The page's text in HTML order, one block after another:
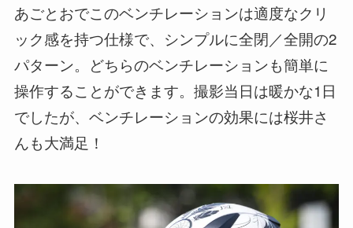
あごとおでこのベンチレーションは適度なクリ
ック感を持つ仕様で、シンプルに全閉／全開の2
パターン。どちらのベンチレーションも簡単に
操作することができます。撮影当日は暖かな1日
でしたが、ベンチレーションの効果には桜井さ
んも大満足！